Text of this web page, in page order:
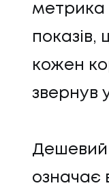
метрика
показів,
кожен
звернув
Дешевий
означає